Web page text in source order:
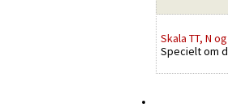
Skala TT, N
Specielt om